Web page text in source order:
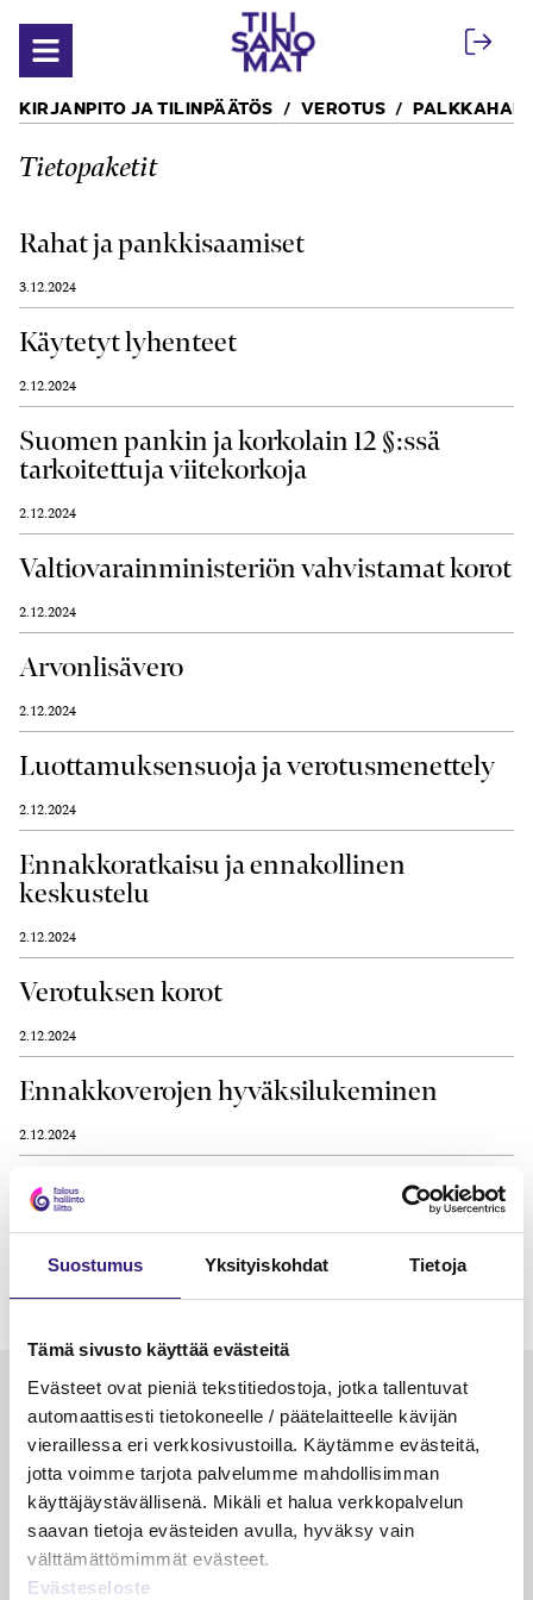
Suostumus Yksityiskohdat Tietoja
Tämä sivusto käyttää evästeitä
Evästeet ovat pieniä tekstitiedostoja, jotka tallentuvat
automaattisesti tietokoneelle / päätelaitteelle kävijän
vieraillessa eri verkkosivustoilla. Käytämme evästeitä,
jotta voimme tarjota palvelumme mahdollisimman
käyttäjäystävällisenä. Mikäli et halua verkkopalvelun
saavan tietoja evästeiden avulla, hyväksy vain
välttämättömimmät evästeet.
Evästeseloste
Avaa valikko
KIRJANPITO JA TILINPÄÄTÖS VEROTUS
Tietopaketit
Rahat ja pankkisaamiset
3.12.2024
Käytetyt lyhenteet
2.12.2024
Suomen pankin ja korkolain 12 §:ssä
tarkoitettuja viitekorkoja
2.12.2024
Valtiovarainministeriön vahvistamat korot
2.12.2024
Arvonlisävero
2.12.2024
Luottamuksensuoja ja verotusmenettely
2.12.2024
Ennakkoratkaisu ja ennakollinen
keskustelu
2.12.2024
Verotuksen korot
2.12.2024
Ennakkoverojen hyväksilukeminen
2.12.2024
Verolaskelmat ja -kirjaukset
2.12.2024
Luetuimmat
VEROTUS
Kulu­veloitukset arvon­lisä­
verotuksessa – omien kulujen
veloitus, kulujen edelleen­
veloitus ja läpi­laskutus